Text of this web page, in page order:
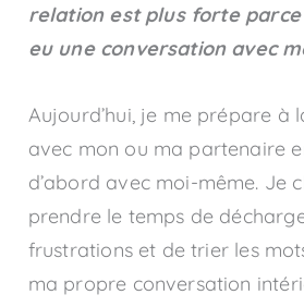
relation est plus forte parce
eu une conversation avec
Aujourd’hui, je me prépare à
avec mon ou ma partenaire
d’abord avec moi-même. Je
prendre le temps de
frustrations et de trier les
ma propre conversation